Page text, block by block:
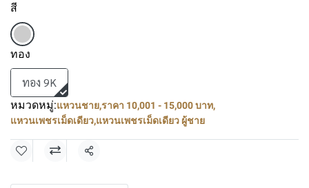
สี
ทอง
ทอง 9K
หมวดหมู่:แหวนชาย,ราคา 10,001 - 15,000 บาท,
แหวนเพชรเม็ดเดียว,แหวนเพชรเม็ดเดียว ผู้ชาย
แชร์